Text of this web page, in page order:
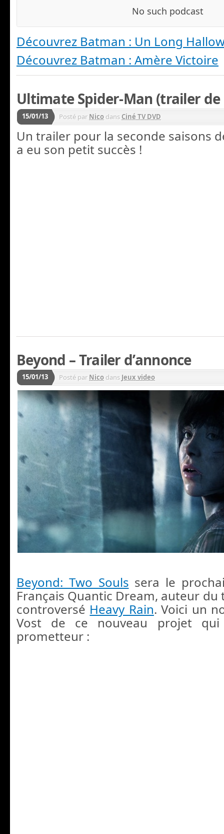
Découvrez Batman : Un Long
Découvrez Batman : Amère Victoire
Ultimate Spider-Man (trailer de
15/01/13 Posté par Nico dans Ciné TV DVD
Un trailer pour la seconde saisons
a eu son petit succès !
Beyond – Trailer d’annonce
15/01/13 Posté par Nico dans Jeux video
Beyond: Two Souls sera le
Français Quantic Dream, auteur
controversé Heavy Rain. Voici un
Vost de ce nouveau projet qui
prometteur :